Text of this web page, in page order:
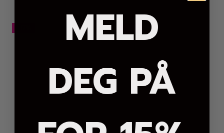
MELD
DEG PÅ